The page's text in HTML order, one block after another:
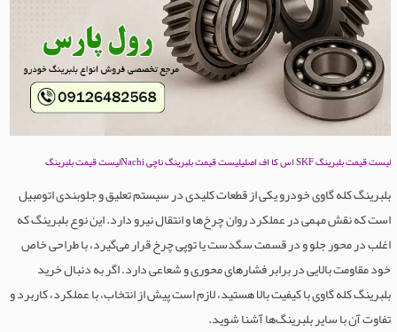
لیست قیمت بلبرینگ SKF اس کا اف اصلی لیست قیمت بلبرینگ ناچی Nachi لیست قیمت بلبرینگ
بلبرینگ کله گاوی خودرو یکی از قطعات کلیدی در سیستم تعلیق و جلوبندی اتومبیل
است که نقش مهمی در عملکرد روان چرخ‌ها و انتقال نیرو دارد. این نوع بلبرینگ که
اغلب در محور جلو و در قسمت سگدست یا توپی چرخ قرار می‌گیرد، با طراحی خاص
خود مقاومت بالایی در برابر فشارهای محوری و شعاعی دارد. اگر به دنبال خرید
بلبرینگ کله گاوی با کیفیت بالا هستید، لازم است پیش از انتخاب، با عملکرد، کاربرد و
تفاوت آن با سایر بلبرینگ‌ها آشنا شوید.